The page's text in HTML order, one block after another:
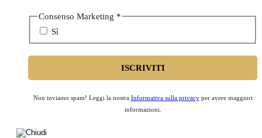
Consenso Marketing *
Sì
Non inviamo spam! Leggi la nostra Informativa sulla privacyper avere maggiori
informazioni.